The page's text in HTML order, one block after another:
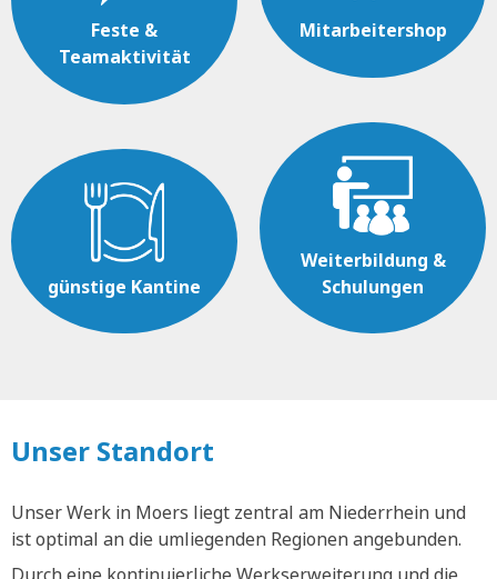
Feste &
Teamaktivität
günstige Kantine
Mitarbeitershop
Weiterbildung &
Schulungen
Unser Standort
Unser Werk in Moers liegt zentral am Niederrhein und
ist optimal an die umliegenden Regionen angebunden.